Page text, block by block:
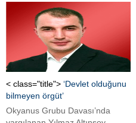
< class="title"> ‘Devlet olduğunu
bilmeyen örgüt’
Okyanus Grubu Davası’nda